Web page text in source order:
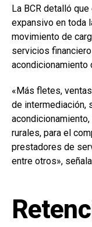
La BCR detalló
expansivo en toda
movimiento de
servicios
acondicionamiento
«Más fletes,
de intermediación,
rurales, para el
prestadores de
entre otros»,